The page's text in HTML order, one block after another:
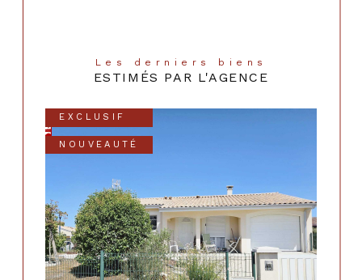
Les derniers biens
ESTIMÉS PAR L'AGENCE
EXCLUSIF
NOUVEAUTÉ